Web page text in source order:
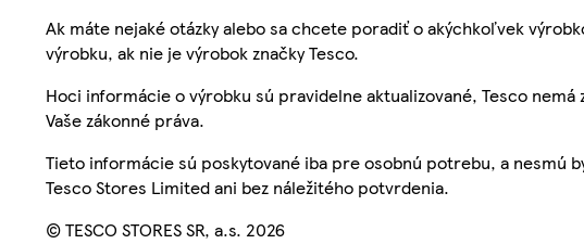
Ak máte nejaké otázky alebo sa chcete poradiť o akýchkoľvek
výrobku, ak nie je výrobok značky Tesco.
Hoci informácie o výrobku sú pravidelne aktualizované, Tesco
Vaše zákonné práva.
Tieto informácie sú poskytované iba pre osobnú potrebu, a nesmú
Tesco Stores Limited ani bez náležitého potvrdenia.
© TESCO STORES SR, a.s. 2026